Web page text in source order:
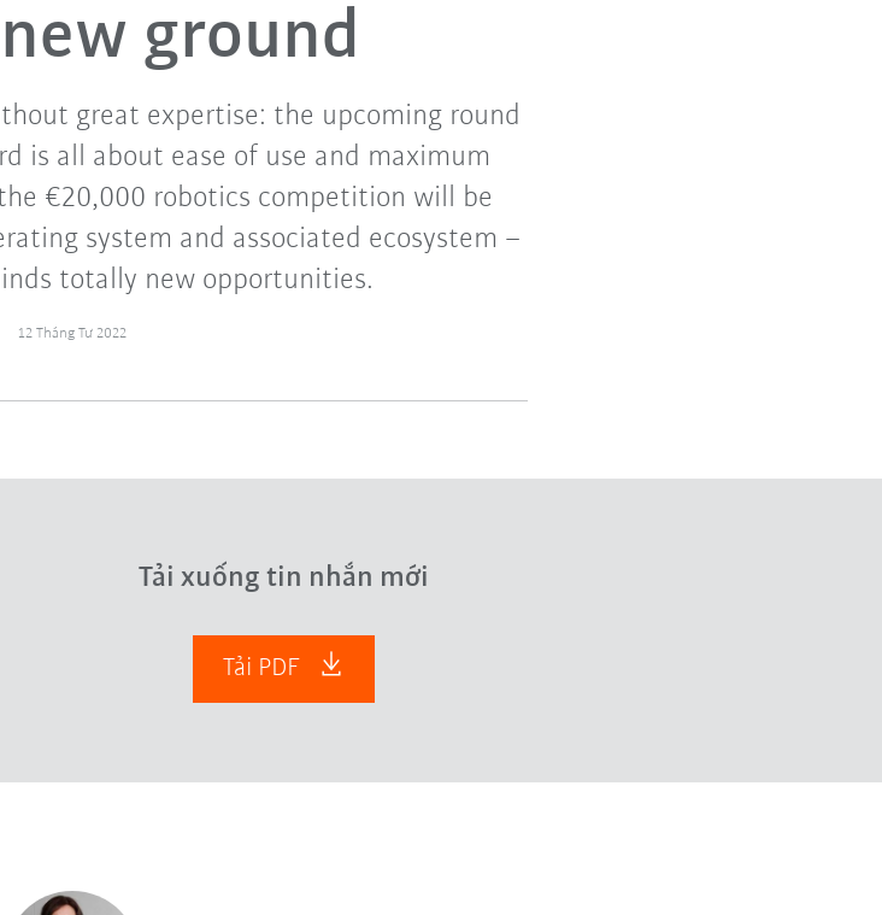
ground
great expertise: the upcoming round
is all about ease of use and maximum
€20,000 robotics competition will be
system and associated ecosystem –
totally new opportunities.
12 Tháng Tư 2022
Tải xuống tin nhắn mới
Tải PDF